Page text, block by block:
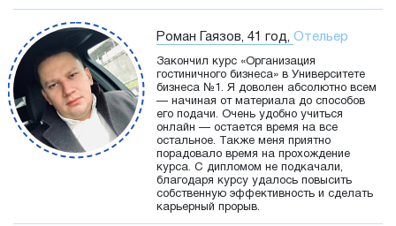
Роман Гаязов, 41 год, Отельер
Закончил курс «Организация
гостиничного бизнеса» в Университете
бизнеса №1. Я доволен абсолютно всем
— начиная от материала до способов
его подачи. Очень удобно учиться
онлайн — остается время на все
остальное. Также меня приятно
порадовало время на прохождение
курса. С дипломом не подкачали,
благодаря курсу удалось повысить
собственную эффективность и сделать
карьерный прорыв.